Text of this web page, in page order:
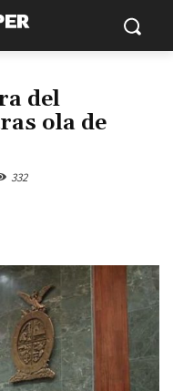
del
ola de
332